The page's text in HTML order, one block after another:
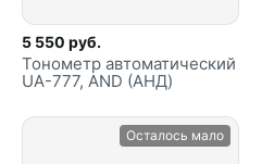
5 550 руб.
Тонометр автоматический
UA-777, AND (АНД)
Осталось мало